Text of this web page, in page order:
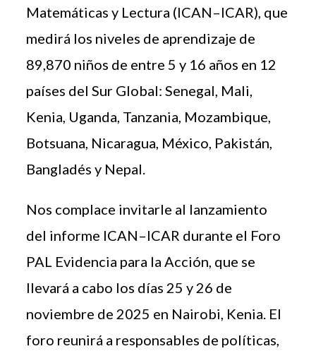
Matemáticas y Lectura (ICAN–ICAR), que
medirá los niveles de aprendizaje de
89,870 niños de entre 5 y 16 años en 12
países del Sur Global: Senegal, Mali,
Kenia, Uganda, Tanzania, Mozambique,
Botsuana, Nicaragua, México, Pakistán,
Bangladés y Nepal.
Nos complace invitarle al lanzamiento
del informe ICAN–ICAR durante el Foro
PAL Evidencia para la Acción, que se
llevará a cabo los días 25 y 26 de
noviembre de 2025 en Nairobi, Kenia. El
foro reunirá a responsables de políticas,